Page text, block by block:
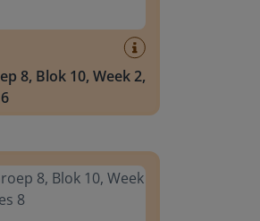
8, Blok 10, Week 2,